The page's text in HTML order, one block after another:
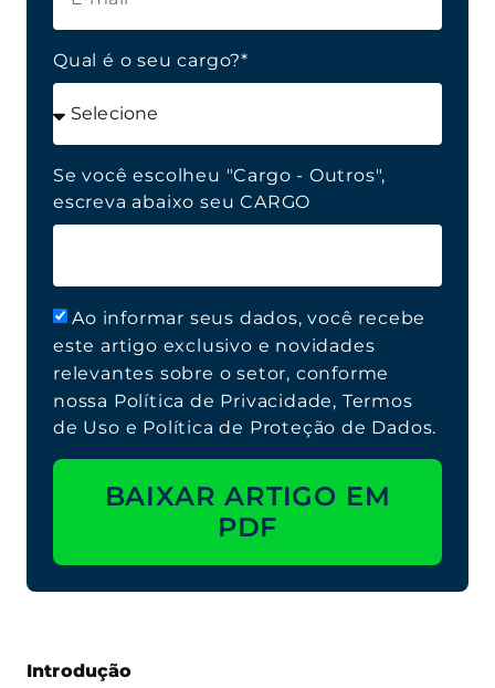
Qual é o seu cargo?*
Se você escolheu "Cargo - Outros",
escreva abaixo seu CARGO
Ao informar seus dados, você recebe
este artigo exclusivo e novidades
relevantes sobre o setor, conforme
nossa Política de Privacidade, Termos
de Uso e Política de Proteção de Dados.
BAIXAR ARTIGO EM
PDF
Introdução